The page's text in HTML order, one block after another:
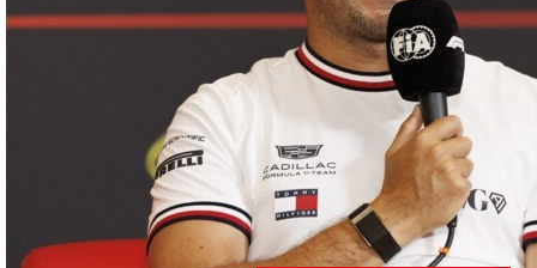
© Krone Multimedia GmbH & Co KG 2026